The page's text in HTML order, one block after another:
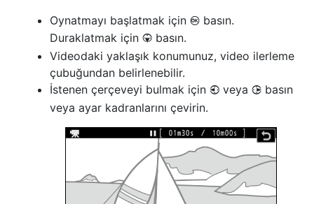
Oynatmayı başlatmak için J basın.
Duraklatmak için 3 basın.
Videodaki yaklaşık konumunuz, video ilerleme
çubuğundan belirlenebilir.
İstenen çerçeveyi bulmak için 4 veya 2 basın
veya ayar kadranlarını çevirin.